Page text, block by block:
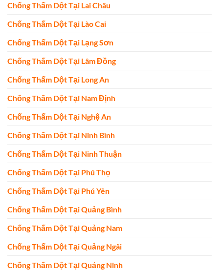
Chống Thấm Dột Tại Lai Châu
Chống Thấm Dột Tại Lào Cai
Chống Thấm Dột Tại Lạng Sơn
Chống Thấm Dột Tại Lâm Đồng
Chống Thấm Dột Tại Long An
Chống Thấm Dột Tại Nam Định
Chống Thấm Dột Tại Nghệ An
Chống Thấm Dột Tại Ninh Bình
Chống Thấm Dột Tại Ninh Thuận
Chống Thấm Dột Tại Phú Thọ
Chống Thấm Dột Tại Phú Yên
Chống Thấm Dột Tại Quảng Bình
Chống Thấm Dột Tại Quảng Nam
Chống Thấm Dột Tại Quảng Ngãi
Chống Thấm Dột Tại Quảng Ninh